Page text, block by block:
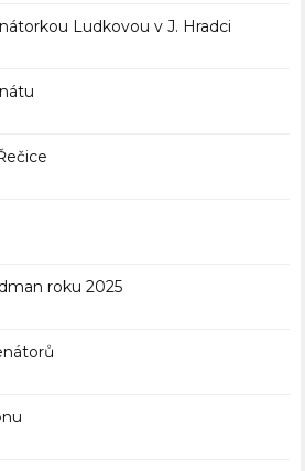
Ludkovou v J. Hradci
roku 2025